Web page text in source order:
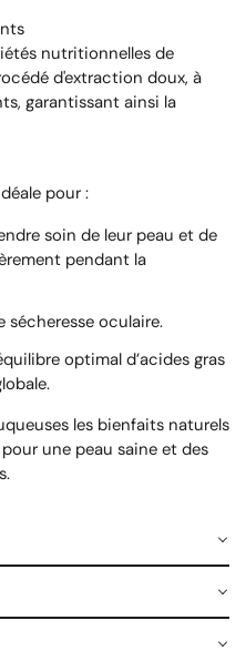
nutritionnelles de
d'extraction doux, à
garantissant ainsi la
pour :
soin de leur peau et de
pendant la
sécheresse oculaire.
optimal d’acides gras
les bienfaits naturels
pour une peau saine et des